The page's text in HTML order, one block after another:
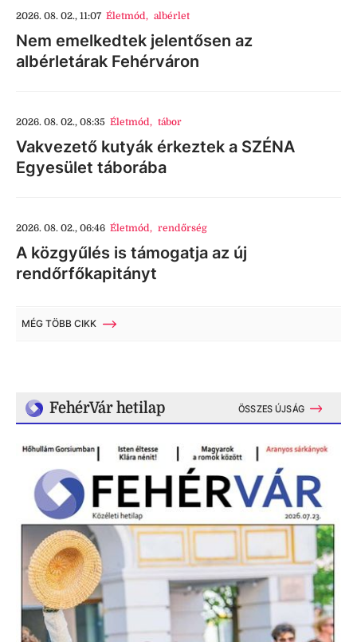
2026. 08. 02., 11:07 Életmód, albérlet
Nem emelkedtek jelentősen az
albérletárak Fehérváron
2026. 08. 02., 08:35 Életmód, tábor
Vakvezető kutyák érkeztek a SZÉNA
Egyesület táborába
2026. 08. 02., 06:46 Életmód, rendőrség
A közgyűlés is támogatja az új
rendőrfőkapitányt
MÉG TÖBB CIKK
FehérVár hetilap ÖSSZES ÚJSÁG